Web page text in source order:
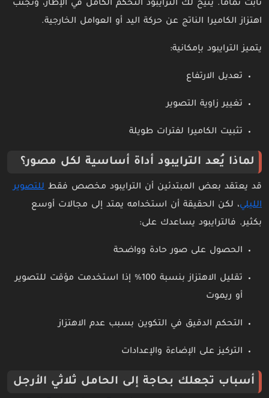
ثابت تمامًا. يتيح لك الترايبود التحكم الكامل في الإطار، وتجنب
اهتزاز الكاميرا الناتج عن حركة اليد أو العوامل الخارجية.
يتميز الترايبود بإمكانية:
تعديل الارتفاع
تغيير زاوية التصوير
تثبيت الكاميرا لفترات طويلة
لماذا يُعد الترايبود أداة أساسية لكل مصور؟
قد يعتقد بعض المبتدئين أن الترايبود مخصص فقط للتصوير
الليلي، لكن الحقيقة أن استخدامه يمتد إلى مجالات أوسع
بكثير. فالترايبود يساعدك على:
الحصول على صور حادة وواضحة
تقليل الاهتزاز بنسبة 100% إذا استخدمت مؤقت للتصوير
أو ريموت
التحكم الدقيق في التكوين بسبب عدم الاهتزاز
التركيز على الإضاءة والإعدادات
أسباب تجعلك بحاجة إلى الحامل ثلاثي الأرجل